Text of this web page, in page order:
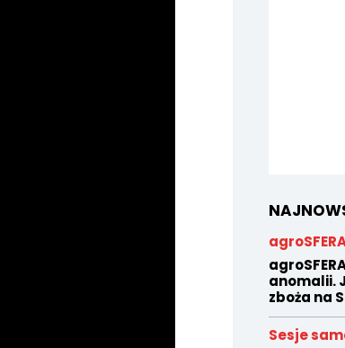
anomalii.
zboża na
Sesje